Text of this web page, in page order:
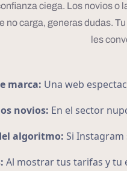
ciega. Los novios
no carga, generas dudas.
les
marca: Una web
novios: En el sector
algoritmo: Si Instagram
Al mostrar tus tarifas y tu